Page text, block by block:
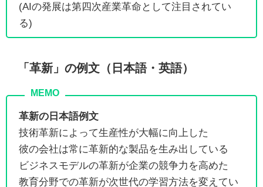
(AIの発展は第四次産業革命として注目されてい
る)
「革新」の例文（日本語・英語）
革新の日本語例文
技術革新によって生産性が大幅に向上した
彼の会社は常に革新的な製品を生み出している
ビジネスモデルの革新が企業の競争力を高めた
教育分野での革新が次世代の学習方法を変えてい